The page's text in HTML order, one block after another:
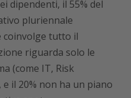
dipendenti, il 55% del
pluriennale
coinvolge tutto il
riguarda solo le
(come IT, Risk
il 20% non ha un piano